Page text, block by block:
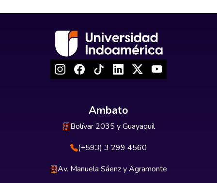
Ambato
Bolívar 2035 y Guayaquil
(+593) 3 299 4560
Av. Manuela Sáenz y Agramonte